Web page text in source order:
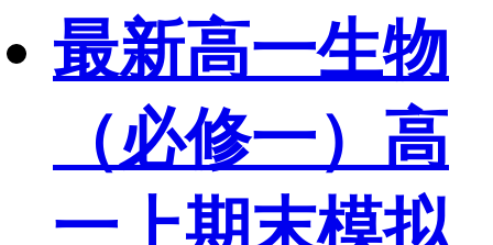
最新高一生物
（必修一）高
一上期末模拟